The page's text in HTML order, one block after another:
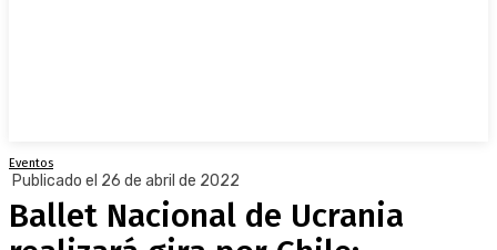
Eventos
Publicado el 26 de abril de 2022
Ballet Nacional de Ucrania